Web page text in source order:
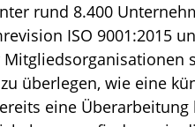
rund 8.400
ISO 9001:2015
überlegen, wie eine
eine